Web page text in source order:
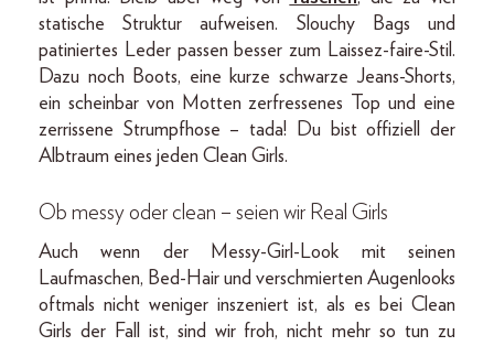
statische Struktur aufweisen. Slouchy Bags und
patiniertes Leder passen besser zum Laissez-faire-Stil.
Dazu noch Boots, eine kurze schwarze Jeans-Shorts,
ein scheinbar von Motten zerfressenes Top und eine
zerrissene Strumpfhose – tada! Du bist offiziell der
Albtraum eines jeden Clean Girls.
Ob messy oder clean – seien wir Real Girls
Auch wenn der Messy-Girl-Look mit seinen
Laufmaschen, Bed-Hair und verschmierten Augenlooks
oftmals nicht weniger inszeniert ist, als es bei Clean
Girls der Fall ist, sind wir froh, nicht mehr so tun zu